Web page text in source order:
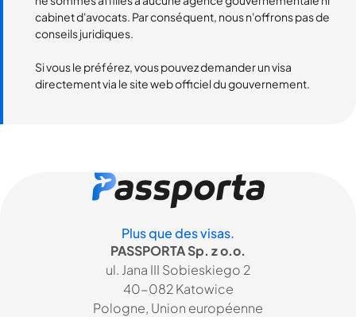
cabinet d'avocats. Par conséquent, nous n'offrons pas de
conseils juridiques.
Si vous le préférez, vous pouvez demander un visa
directement via le site web officiel du gouvernement.
Plus que des visas.
PASSPORTA Sp. z o.o.
ul. Jana III Sobieskiego 2
40-082 Katowice
Pologne, Union européenne